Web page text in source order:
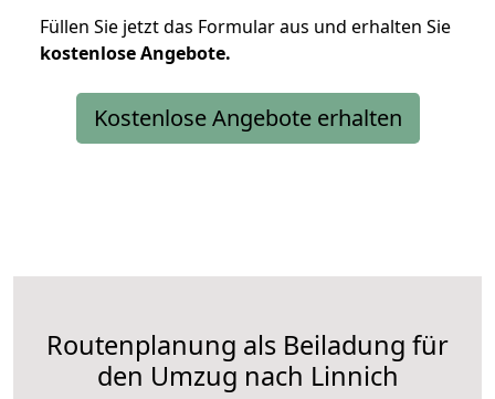
Füllen Sie jetzt das Formular aus und erhalten Sie
kostenloseAngebote.
Kostenlose Angebote erhalten
Routenplanung als Beiladung für
den Umzug nach Linnich